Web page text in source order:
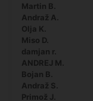
Martin B.
Andraž A.
Olja K.
Miso D.
damjan r.
ANDREJ M.
Bojan B.
Andraž S.
Primož J.